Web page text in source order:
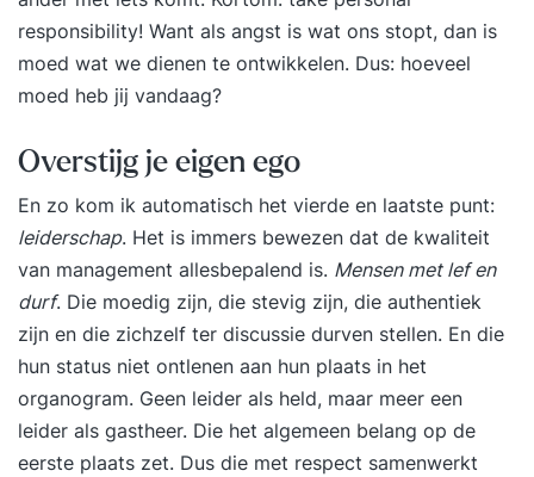
responsibility! Want als angst is wat ons stopt, dan is
moed wat we dienen te ontwikkelen. Dus: hoeveel
moed heb jij vandaag?
Overstijg je eigen ego
En zo kom ik automatisch het vierde en laatste punt:
leiderschap. Het is immers bewezen dat de kwaliteit
van management allesbepalend is. Mensen met lef en
durf. Die moedig zijn, die stevig zijn, die authentiek
zijn en die zichzelf ter discussie durven stellen. En die
hun status niet ontlenen aan hun plaats in het
organogram. Geen leider als held, maar meer een
leider als gastheer. Die het algemeen belang op de
eerste plaats zet. Dus die met respect samenwerkt